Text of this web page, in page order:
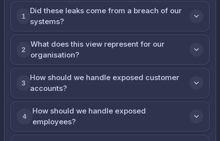
1
Did these leaks come from a breach of our
systems?
2
What does this view represent for our
organisation?
3
How should we handle exposed customer
accounts?
4
How should we handle exposed
employees?